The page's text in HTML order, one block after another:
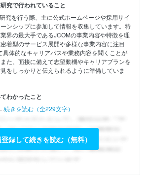
究で行われていること
究を行う際、主に公式ホームページや採用サイ
ンシップに参加して情報を収集しています。特
界の最大手であるJCOMの事業内容や特徴を理
着型のサービス展開や多様な事業内容に注目
具体的なキャリアパスや業務内容を聞くことが
た、面接に備えて志望動機やキャリアプランを
をしっかりと伝えられるように準備していま
わかったこと
続きを読む（全229文字）
録して続きを読む（無料）